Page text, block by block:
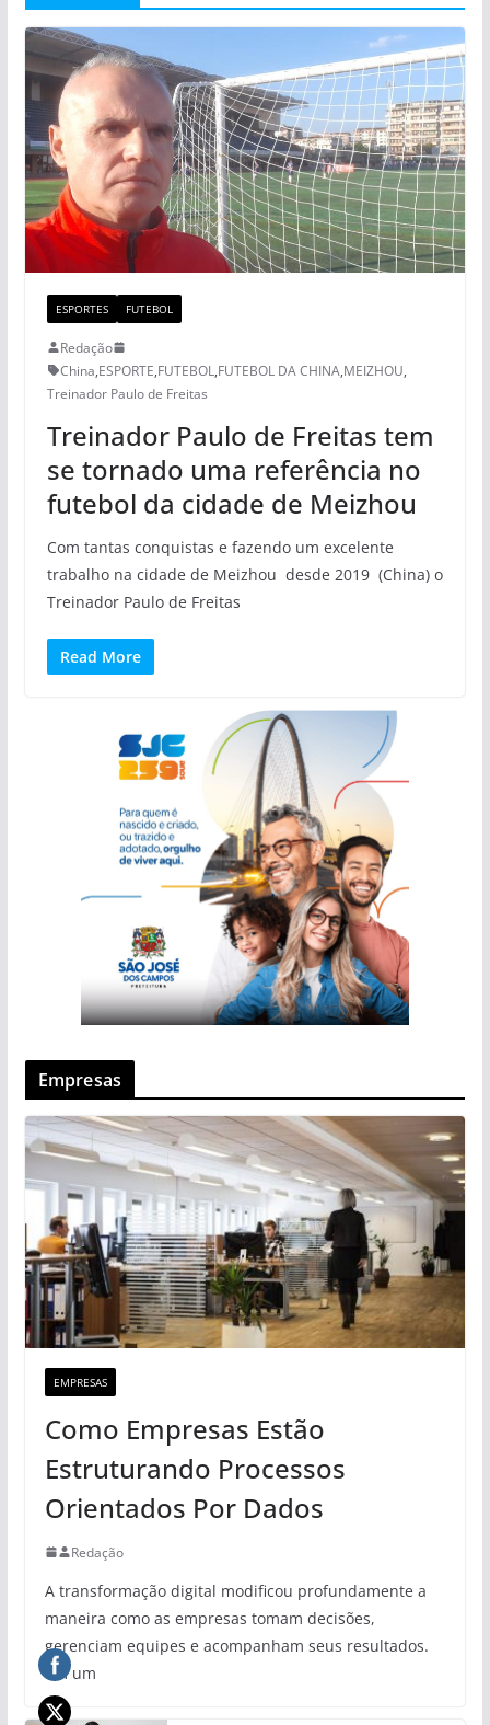
ESPORTES FUTEBOL
Redação
China,ESPORTE,FUTEBOL,FUTEBOL DA CHINA,MEIZHOU,
Treinador Paulo de Freitas
Treinador Paulo de Freitas tem
se tornado uma referência no
futebol da cidade de Meizhou
Com tantas conquistas e fazendo um excelente
trabalho na cidade de Meizhou desde 2019 (China) o
Treinador Paulo de Freitas
Read More
Empresas
EMPRESAS
Como Empresas Estão
Estruturando Processos
Orientados Por Dados
Redação
A transformação digital modificou profundamente a
maneira como as empresas tomam decisões,
gerenciam equipes e acompanham seus resultados.
Em um